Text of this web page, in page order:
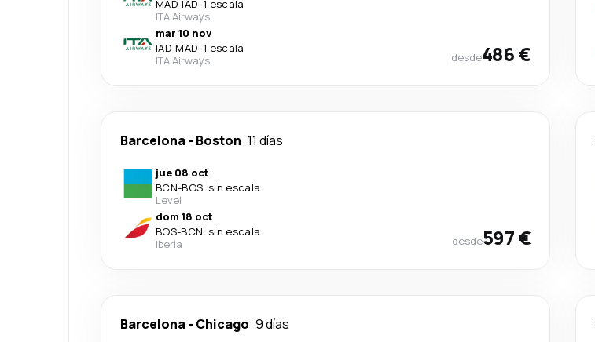
MAD-IAD· 1 escala
ITA Airways
mar 10 nov
IAD-MAD· 1 escala
ITA Airways
desde486 €
Barcelona- Boston 11 días
jue 08 oct
BCN-BOS· sin escala
Level
dom 18 oct
BOS-BCN· sin escala
Iberia
desde597 €
Barcelona- Chicago 9 días